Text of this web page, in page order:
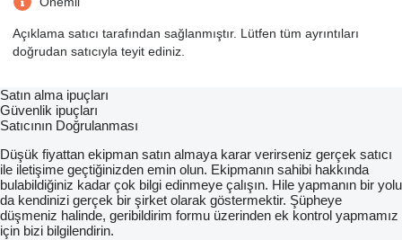
Açıklama satıcı tarafından sağlanmıştır. Lütfen tüm ayrıntıları
doğrudan satıcıyla teyit ediniz.
Satın alma ipuçları
Güvenlik ipuçları
Satıcının Doğrulanması
Düşük fiyattan ekipman satın almaya karar verirseniz gerçek satıcı
ile iletişime geçtiğinizden emin olun. Ekipmanın sahibi hakkında
bulabildiğiniz kadar çok bilgi edinmeye çalışın. Hile yapmanın bir yolu
da kendinizi gerçek bir şirket olarak göstermektir. Şüpheye
düşmeniz halinde, geribildirim formu üzerinden ek kontrol yapmamız
için bizi bilgilendirin.